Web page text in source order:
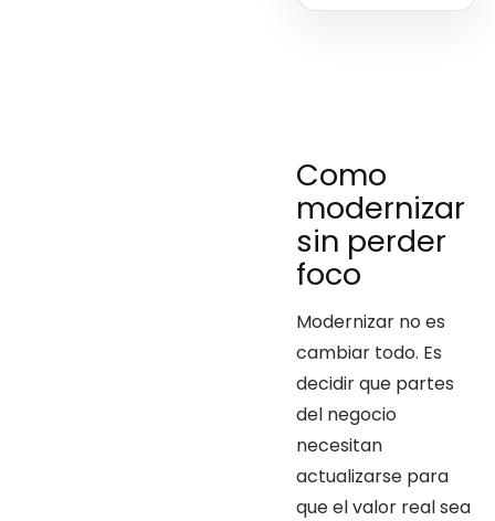
Como
modernizar
sin perder
foco
Modernizar no es
cambiar todo. Es
decidir que partes
del negocio
necesitan
actualizarse para
que el valor real sea